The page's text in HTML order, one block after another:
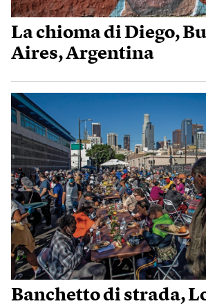
La chioma di Diego,
Aires, Argentina
Banchetto di strada,